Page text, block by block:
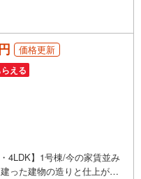
価格更新
える
4LDK】1号棟/今の家賃並み
った建物の造りと仕上がり